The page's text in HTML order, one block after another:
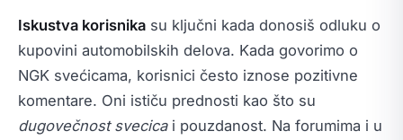
Iskustva korisnika su ključni kada donosiš odluku o
kupovini automobilskih delova. Kada govorimo o
NGK svećicama, korisnici često iznose pozitivne
komentare. Oni ističu prednosti kao što su
dugovečnost svecicai pouzdanost. Na forumima i u